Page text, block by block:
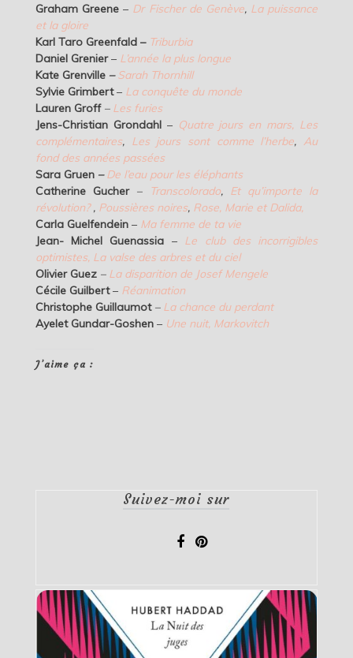
Graham Greene– Dr Fischer de Genève, La puissance
et la gloire
Karl Taro Greenfald – Triburbia
Daniel Grenier– L’année la plus longue
Kate Grenville–Sarah Thornhill
Sylvie Grimbert– La conquête du monde
Lauren Groff – Les furies
Jens-Christian Grondahl– Quatre jours en mars, Les
complémentaires, Les jours sont comme l’herbe,Au
fond des années passées
Sara Gruen–De l’eau pour les éléphants
Catherine Gucher– Transcolorado, Et qu’importe la
révolution?, Poussières noires, Rose, Marie et Dalida,
Carla Guelfendein– Ma femme de ta vie
Jean- Michel Guenassia – Le club des incorrigibles
optimistes, La valse des arbres et du ciel
Olivier Guez – La disparition de Josef Mengele
Cécile Guilbert– Réanimation
Christophe Guillaumot– La chance du perdant
Ayelet Gundar-Goshen– Une nuit, Markovitch
J’aime ça :
Suivez-moi sur